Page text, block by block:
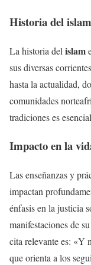
Historia delislam
La historia del islam
sus diversas
hasta la actualidad,
comunidades
tradiciones es
Impacto en la
Las enseñanzas y
impactan
énfasis en la justicia
manifestaciones de
cita relevante es: «Y
que orienta a los